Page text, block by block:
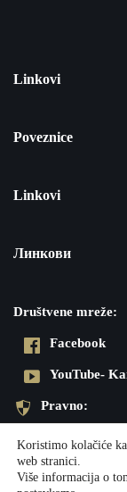
Linkovi
Poveznice
Linkovi
Линкови
Društvene mreže:
Facebook
YouTube-
Pravno:
Impresum
Koristimo kolačiće
web stranici.
Više informacija o